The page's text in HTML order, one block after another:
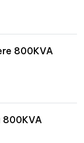
800KVA
800KVA